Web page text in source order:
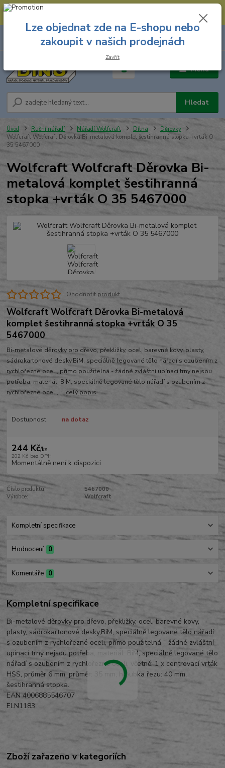
--- Spojovací materiál: 774 431 045 --- Prodejna nářadí: 731 449 423 --
Menu
Hledat
8.00 hod. - 16.00 hod.
za
Úvod Ruční nářadí Nářadí Wolfcraft Dílna
Děrovky
Wolfcraft Wolfcraft Děrovka Bi-metalová komplet šestihranná stopka +vrták O
35 5467000
Wolfcraft Wolfcraft Děrovka Bi-
metalová komplet šestihranná
stopka +vrták O 35 5467000
Ohodnotit produkt
Wolfcraft Wolfcraft Děrovka Bi-metalová
komplet šestihranná stopka +vrták O 35
5467000
Bi-metalové děrovky pro dřevo, překližky, ocel, barevné kovy, plasty,
sádrokartonové desky,BiM, speciálně legované tělo nářadí s ozubením z
rychlořezné oceli, přímo použitelná - žádné zvláštní upínací trny nejsou
potřeba, materiál: BiM, speciálně legované tělo nářadí s ozubením z
rychlořezné oceli, ...celý popis
Dostupnost na dotaz
244 Kč/ks
202 Kč bez DPH
Momentálně není k dispozici
Číslo produktu:
5467000
Výrobce:
Wolfcraft
Kompletní specifikace
Hodnocení 0
Komentáře 0
Kompletní specifikace
Bi-metalové děrovky pro dřevo, překližky, ocel, barevné kovy,
plasty, sádrokartonové desky,BiM, speciálně legované tělo nářadí
s ozubením z rychlořezné oceli, přímo použitelná - žádné zvláštní
upínací trny nejsou potřeba, materiál: BiM, speciálně legované tělo
nářadí s ozubením z rychlořezné oceli, včetně: 1 x centrovací vrták
HSS, průměr 6 mm, průměr: 35 mm, hloubka řezu: 40 mm,
šestihranná stopka.
EAN 4006885546707
ELN1183
Zboží zařazeno v kategoriích
Lze objednat zde na E-shopu nebo
zakoupit v našich prodejnách
Zavřít